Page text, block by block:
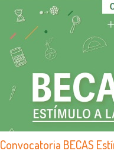
Convocatoria BECAS